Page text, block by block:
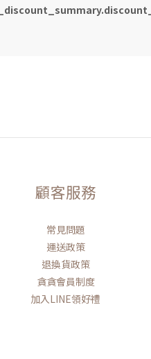
顧客服務
常見問題
運送政策
退換貨政策
貪貪會員制度
加入LINE領好禮